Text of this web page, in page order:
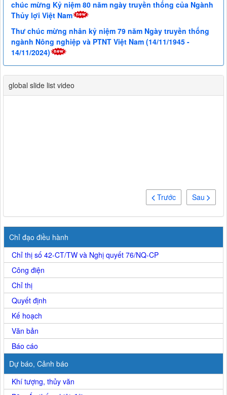
chúc mừng Kỷ niệm 80 năm ngày truyền thống của Ngành
Thủy lợi Việt Nam
Thư chúc mừng nhân kỷ niệm 79 năm Ngày truyền thống
ngành Nông nghiệp và PTNT Việt Nam (14/11/1945 -
14/11/2024)
global slide list video
Sau
Trước
Chỉ đạo điều hành
Chỉ thị số 42-CT/TW và Nghị quyết 76/NQ-CP
Công điện
Chỉ thị
Quyết định
Kế hoạch
Văn bản
Báo cáo
Dự báo, Cảnh báo
Khí tượng, thủy văn